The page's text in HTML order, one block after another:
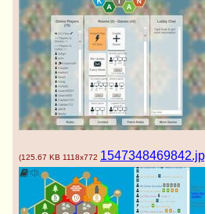
(125.67 KB 1118x772